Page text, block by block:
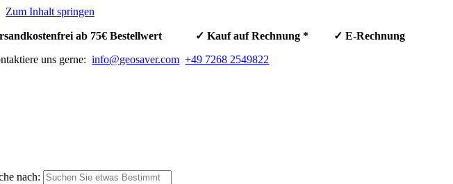
Zum Inhalt springen
ab 75€ Bestellwert ✓ Kauf auf Rechnung * ✓ E-Rechnung
uns gerne: info@geosaver.com +49 7268 2549822
nach: